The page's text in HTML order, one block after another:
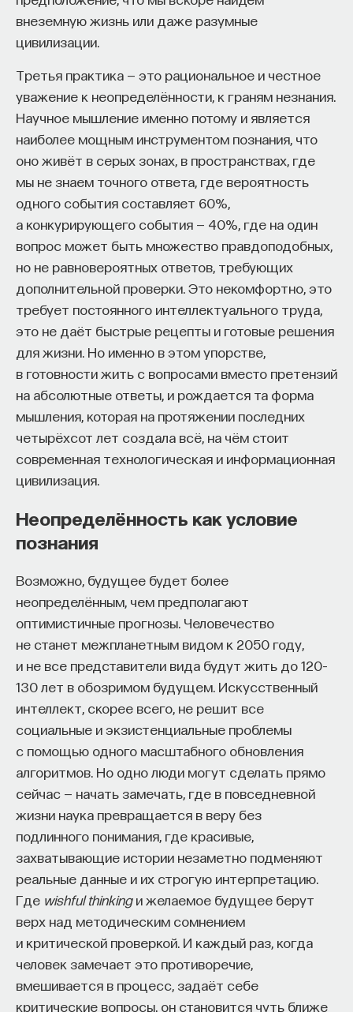
внеземную жизнь или даже разумные
цивилизации.
Третья практика — это рациональное и честное
уважение к неопределённости, к граням незнания.
Научное мышление именно потому и является
наиболее мощным инструментом познания, что
оно живёт в серых зонах, в пространствах, где
мы не знаем точного ответа, где вероятность
одного события составляет 60%,
а конкурирующего события — 40%, где на один
вопрос может быть множество правдоподобных,
но не равновероятных ответов, требующих
дополнительной проверки. Это некомфортно, это
требует постоянного интеллектуального труда,
это не даёт быстрые рецепты и готовые решения
для жизни. Но именно в этом упорстве,
в готовности жить с вопросами вместо претензий
на абсолютные ответы, и рождается та форма
мышления, которая на протяжении последних
четырёхсот лет создала всё, на чём стоит
современная технологическая и информационная
цивилизация.
Неопределённость как условие
познания
Возможно, будущее будет более
неопределённым, чем предполагают
оптимистичные прогнозы. Человечество
не станет межпланетным видом к 2050 году,
и не все представители вида будут жить до 120–
130 лет в обозримом будущем. Искусственный
интеллект, скорее всего, не решит все
социальные и экзистенциальные проблемы
с помощью одного масштабного обновления
алгоритмов. Но одно люди могут сделать прямо
сейчас — начать замечать, где в повседневной
жизни наука превращается в веру без
подлинного понимания, где красивые,
захватывающие истории незаметно подменяют
реальные данные и их строгую интерпретацию.
Где wishful thinkingи желаемое будущее берут
верх над методическим сомнением
и критической проверкой. И каждый раз, когда
человек замечает это противоречие,
вмешивается в процесс, задаёт себе
критические вопросы, он становится чуть ближе